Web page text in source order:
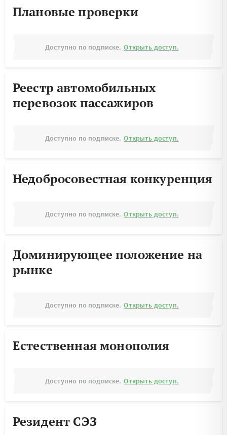
Плановые проверки
Доступно по подписке. Открыть доступ.
Реестр автомобильных
перевозок пассажиров
Доступно по подписке. Открыть доступ.
Недобросовестная конкуренция
Доступно по подписке. Открыть доступ.
Доминирующее положение на
рынке
Доступно по подписке. Открыть доступ.
Естественная монополия
Доступно по подписке. Открыть доступ.
Резидент СЭЗ